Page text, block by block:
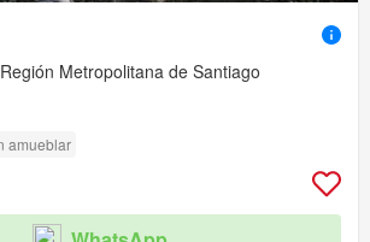
Metropolitana de Santiago
amueblar